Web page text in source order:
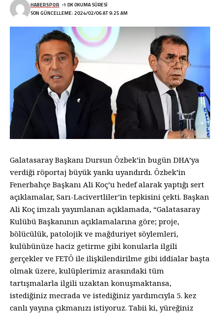
SON GÜNCELLEME: 2024/02/06 AT 9:25 AM
HABERSPOR 1 DK OKUMA SÜRESI
Galatasaray Başkanı Dursun Özbek’in bugün DHA’ya
verdiği röportaj büyük yankı uyandırdı. Özbek’in
Fenerbahçe Başkanı Ali Koç’u hedef alarak yaptığı sert
açıklamalar, Sarı-Lacivertliler’in tepkisini çekti. Başkan
Ali Koç imzalı yayımlanan açıklamada, “Galatasaray
Kulübü Başkanının açıklamalarına göre; proje,
bölücülük, patolojik ve mağduriyet söylemleri,
kulübünüze haciz getirme gibi konularla ilgili
gerçekler ve FETÖ ile ilişkilendirilme gibi iddialar başta
olmak üzere, kulüplerimiz arasındaki tüm
tartışmalarla ilgili uzaktan konuşmaktansa,
istediğiniz mecrada ve istediğiniz yardımcıyla 5. kez
canlı yayına çıkmanızı istiyoruz. Tabii ki, yüreğiniz